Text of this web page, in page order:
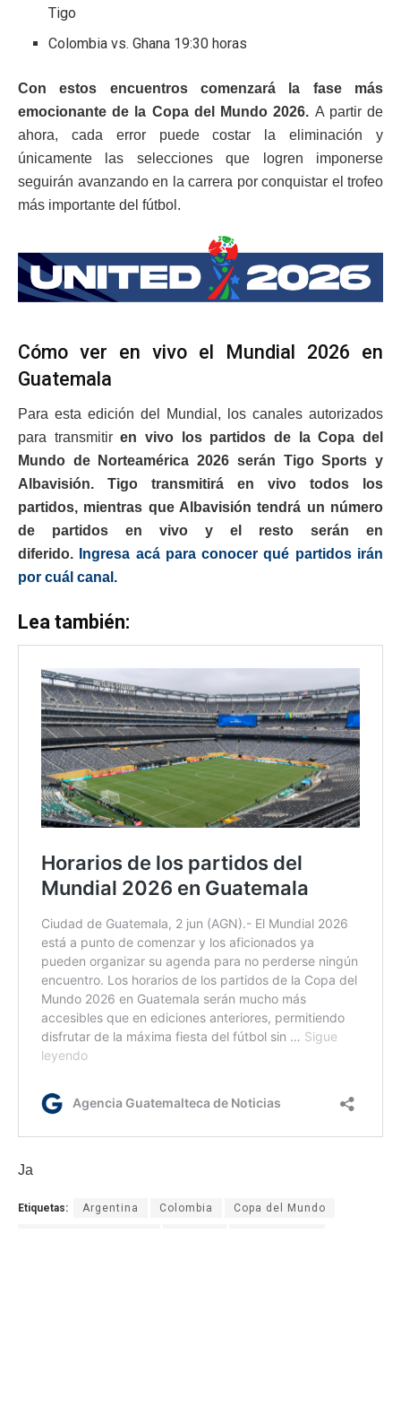
Tigo
Colombia vs. Ghana 19:30 horas
Con estos encuentros comenzará la fase más
emocionante de la Copa del Mundo 2026. A partir de
ahora, cada error puede costar la eliminación y
únicamente las selecciones que logren imponerse
seguirán avanzando en la carrera por conquistar el trofeo
más importante del fútbol.
Cómo ver en vivo el Mundial 2026 en
Guatemala
Para esta edición del Mundial, los canales autorizados
para transmitiren vivo los partidos de la Copa del
Mundo de Norteamérica 2026 serán Tigo Sports y
Albavisión. Tigo transmitirá en vivo todos los
partidos, mientras que Albavisión tendrá un número
de partidos en vivo y el resto serán en
diferido.
Ingresa acá para conocer qué partidos irán
por cuál canal.
Lea también:
Ja
Etiquetas: Argentina Colombia Copa del Mundo